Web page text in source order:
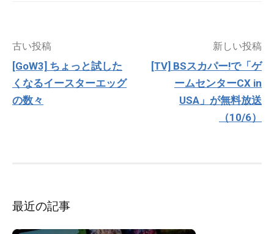
投
ナ
ビ
ゲ
古い投稿
[GoW3] ちょっと試した
くなるイースターエッグ
の数々
新しい投稿
[TV] BSスカパー!で「ゲ
ームセンターCX in
USA」が無料放送
（10/6）
最近の記事